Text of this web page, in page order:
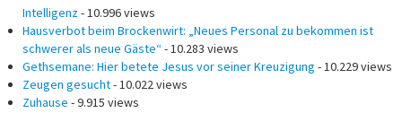
Intelligenz- 10.996 views
Hausverbot beim Brockenwirt: „Neues Personal zu bekommen ist
schwerer als neue Gäste“- 10.283 views
Gethsemane: Hier betete Jesus vor seiner Kreuzigung - 10.229 views
Zeugen gesucht- 10.022 views
Zuhause - 9.915 views